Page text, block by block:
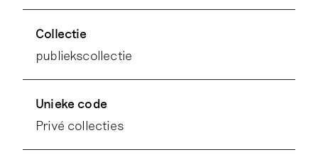
Collectie
publiekscollectie
Unieke code
Privé collecties